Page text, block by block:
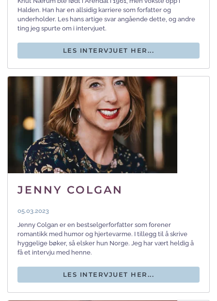
Halden. Han har en allsidig karriere som forfatter og
underholder. Les hans artige svar angående dette, og andre
ting jeg spurte om i intervjuet.
LES INTERVJUET HER...
JENNY COLGAN
05.03.2023
Jenny Colgan er en bestselgerforfatter som forener
romantikk med humor og hjertevarme. I tillegg til å skrive
hyggelige bøker, så elsker hun Norge. Jeg har vært heldig å
få et intervju med henne.
LES INTERVJUET HER...